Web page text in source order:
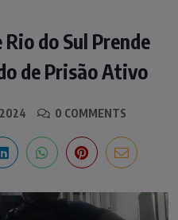
do Sul Prende
de Prisão Ativo
0 COMMENTS